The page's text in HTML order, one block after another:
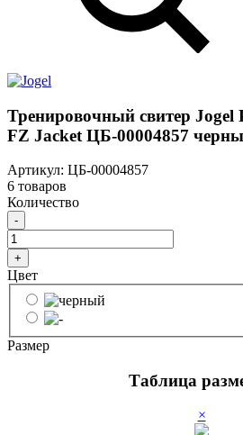
Тренировочный свитер
FZ Jacket ЦБ-00004857
Артикул: ЦБ-00004857
6 товаров
Количество
-
+
Цвет
Размер
Таблица
×